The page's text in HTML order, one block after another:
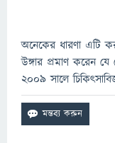
অনেকের ধারণা এটি
উঙ্গার প্রমাণ করেন
২০০৯ সালে